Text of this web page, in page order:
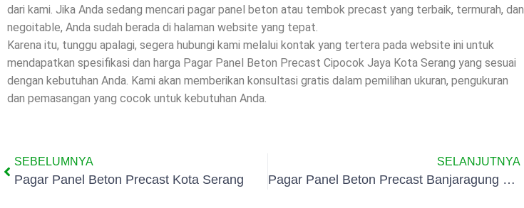
dari kami. Jika Anda sedang mencari pagar panel beton atau tembok precast yang terbaik, termurah, dan
negoitable, Anda sudah berada di halaman website yang tepat.
Karena itu, tunggu apalagi, segera hubungi kami melalui kontak yang tertera pada website ini untuk
mendapatkan spesifikasi dan harga Pagar Panel Beton Precast Cipocok Jaya Kota Serang yang sesuai
dengan kebutuhan Anda. Kami akan memberikan konsultasi gratis dalam pemilihan ukuran, pengukuran
dan pemasangan yang cocok untuk kebutuhan Anda.
SEBELUMNYA
Pagar Panel Beton Precast Kota Serang
SELANJUTNYA
Pagar Panel Beton Precast Banjaragung Kota Serang